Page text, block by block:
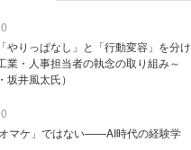
やりっぱなし」と「行動変容」を分け
業・人事担当者の執念の取り組み～
坂井風太氏）
マケ」ではない——AI時代の経験学